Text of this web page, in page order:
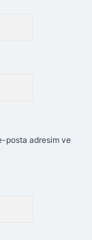
posta adresim ve